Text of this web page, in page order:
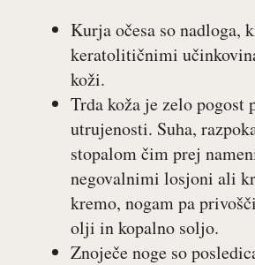
Kurja očesa so nadloga,
keratolitičnimi
koži.
Trda koža je zelo pogost
utrujenosti. Suha,
stopalom čim prej
negovalnimi losjoni ali
kremo, nogam pa
olji in kopalno soljo.
Znoječe noge so